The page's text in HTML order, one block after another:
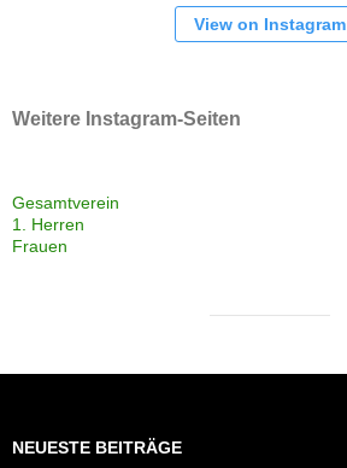
View on Instagram
Weitere Instagram-Seiten
Gesamtverein
1. Herren
Frauen
NEUESTE BEITRÄGE